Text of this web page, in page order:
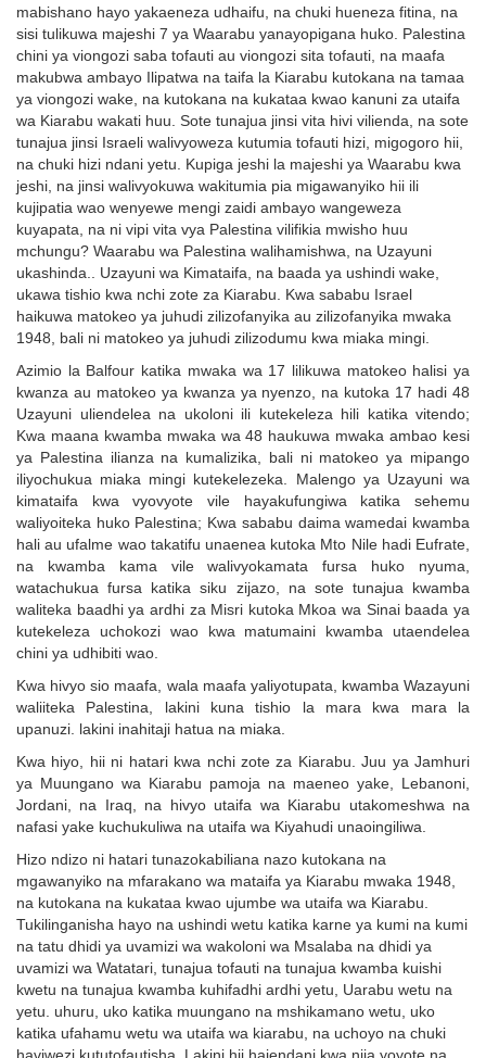
mabishano hayo yakaeneza udhaifu, na chuki hueneza fitina, na
sisi tulikuwa majeshi 7 ya Waarabu yanayopigana huko. Palestina
chini ya viongozi saba tofauti au viongozi sita tofauti, na maafa
makubwa ambayo Ilipatwa na taifa la Kiarabu kutokana na tamaa
ya viongozi wake, na kutokana na kukataa kwao kanuni za utaifa
wa Kiarabu wakati huu. Sote tunajua jinsi vita hivi vilienda, na sote
tunajua jinsi Israeli walivyoweza kutumia tofauti hizi, migogoro hii,
na chuki hizi ndani yetu. Kupiga jeshi la majeshi ya Waarabu kwa
jeshi, na jinsi walivyokuwa wakitumia pia migawanyiko hii ili
kujipatia wao wenyewe mengi zaidi ambayo wangeweza
kuyapata, na ni vipi vita vya Palestina vilifikia mwisho huu
mchungu? Waarabu wa Palestina walihamishwa, na Uzayuni
ukashinda.. Uzayuni wa Kimataifa, na baada ya ushindi wake,
ukawa tishio kwa nchi zote za Kiarabu. Kwa sababu Israel
haikuwa matokeo ya juhudi zilizofanyika au zilizofanyika mwaka
1948, bali ni matokeo ya juhudi zilizodumu kwa miaka mingi.
Azimio la Balfour katika mwaka wa 17 lilikuwa matokeo halisi ya
kwanza au matokeo ya kwanza ya nyenzo, na kutoka 17 hadi 48
Uzayuni uliendelea na ukoloni ili kutekeleza hili katika vitendo;
Kwa maana kwamba mwaka wa 48 haukuwa mwaka ambao kesi
ya Palestina ilianza na kumalizika, bali ni matokeo ya mipango
iliyochukua miaka mingi kutekelezeka. Malengo ya Uzayuni wa
kimataifa kwa vyovyote vile hayakufungiwa katika sehemu
waliyoiteka huko Palestina; Kwa sababu daima wamedai kwamba
hali au ufalme wao takatifu unaenea kutoka Mto Nile hadi Eufrate,
na kwamba kama vile walivyokamata fursa huko nyuma,
watachukua fursa katika siku zijazo, na sote tunajua kwamba
waliteka baadhi ya ardhi za Misri kutoka Mkoa wa Sinai baada ya
kutekeleza uchokozi wao kwa matumaini kwamba utaendelea
chini ya udhibiti wao.
Kwa hivyo sio maafa, wala maafa yaliyotupata, kwamba Wazayuni
waliiteka Palestina, lakini kuna tishio la mara kwa mara la
upanuzi. lakini inahitaji hatua na miaka.
Kwa hiyo, hii ni hatari kwa nchi zote za Kiarabu. Juu ya Jamhuri
ya Muungano wa Kiarabu pamoja na maeneo yake, Lebanoni,
Jordani, na Iraq, na hivyo utaifa wa Kiarabu utakomeshwa na
nafasi yake kuchukuliwa na utaifa wa Kiyahudi unaoingiliwa.
Hizo ndizo ni hatari tunazokabiliana nazo kutokana na
mgawanyiko na mfarakano wa mataifa ya Kiarabu mwaka 1948,
na kutokana na kukataa kwao ujumbe wa utaifa wa Kiarabu.
Tukilinganisha hayo na ushindi wetu katika karne ya kumi na kumi
na tatu dhidi ya uvamizi wa wakoloni wa Msalaba na dhidi ya
uvamizi wa Watatari, tunajua tofauti na tunajua kwamba kuishi
kwetu na tunajua kwamba kuhifadhi ardhi yetu, Uarabu wetu na
yetu. uhuru, uko katika muungano na mshikamano wetu, uko
katika ufahamu wetu wa utaifa wa kiarabu, na uchoyo na chuki